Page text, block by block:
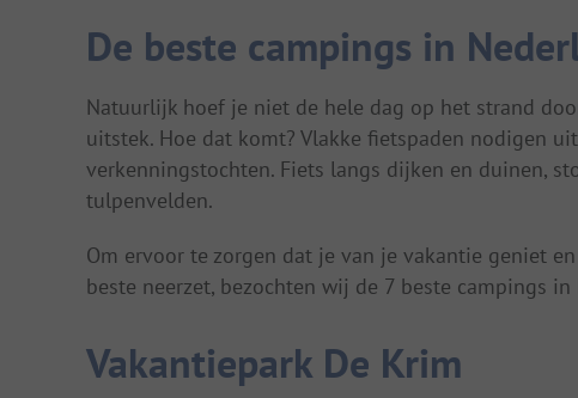
De beste campings in
Natuurlijk hoef je niet de hele dag op het strand
uitstek. Hoe dat komt? Vlakke fietspaden nodigen
verkenningstochten. Fiets langs dijken en duinen,
tulpenvelden.
Om ervoor te zorgen dat je van je vakantie geniet
beste neerzet, bezochten wij de 7 beste campings
Vakantiepark De Krim